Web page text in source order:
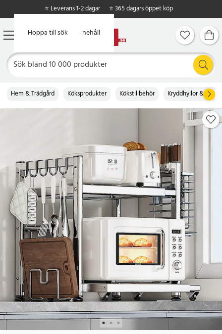
Hoppa till huvudinnehåll
Hoppa till sök
⭐ Leverans 1-2 dagar ⭐ 365 dagars öppet köp
Hem & Trädgård Köksprodukter Kökstillbehör Kryddhyllor &